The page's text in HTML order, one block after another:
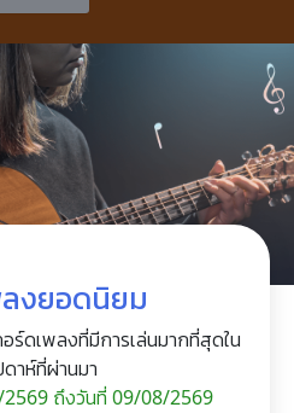
งยอดนิยม
ร์ดเพลงที่มีการเล่นมากที่สุดใน
าห์ที่ผ่านมา
ถึงวันที่ 09/08/2569